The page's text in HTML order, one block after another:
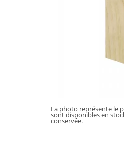
La photo représente le
sont disponibles en
conservée.